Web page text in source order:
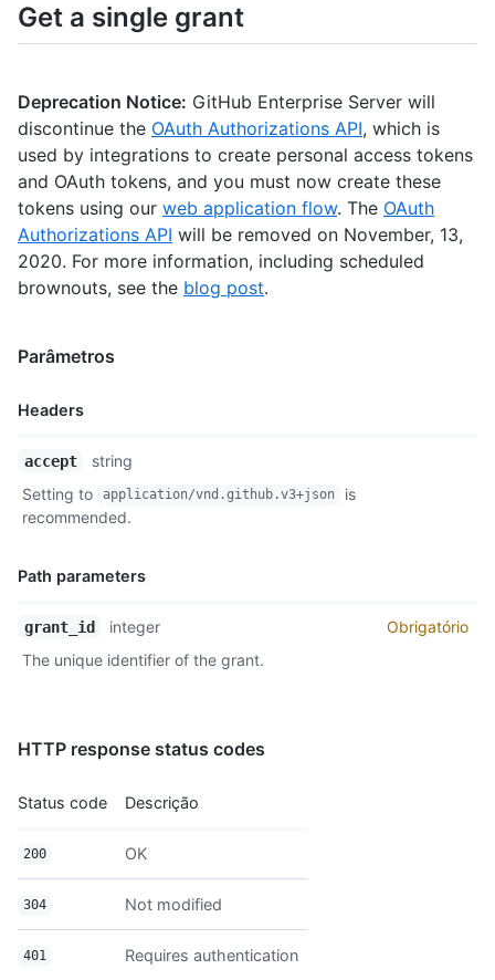
    "created_at": "2011-09-06T17:26:27Z",
    "updated_at": "2011-09-06T20:39:23Z",
    ]
  }
]
Get a single grant
Deprecation Notice: GitHub Enterprise Server will
discontinue the OAuth Authorizations API, which is
used by integrations to create personal access tokens
and OAuth tokens, and you must now create these
tokens using our web application flow. The OAuth
Authorizations API will be removed on November, 13,
2020. For more information, including scheduled
brownouts, see the blog post.
Parâmetros
Headers
Nome,
Descrição
accept
string
Setting to
application/vnd.github.v3+json
is
recommended.
Path parameters
Nome,
Descrição
grant_id integer
Obrigatório
The unique identifier of the grant.
HTTP response status codes
Status code Descrição
200 OK
304 Not modified
401 Requires authentication